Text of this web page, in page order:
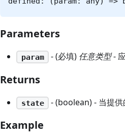
Parameters
param - (必填) 任意类型-
Returns
state - (boolean) - 当提
Example